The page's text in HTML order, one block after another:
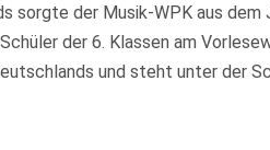
sorgte der Musik-WPK aus dem
der 6. Klassen am
und steht unter der